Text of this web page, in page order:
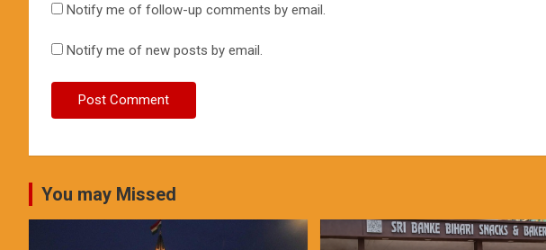
Notify me of follow-up comments by email.
Notify me of new posts by email.
You may Missed